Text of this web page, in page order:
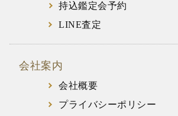
持込鑑定会予約
LINE査定
会社案内
会社概要
プライバシーポリシー